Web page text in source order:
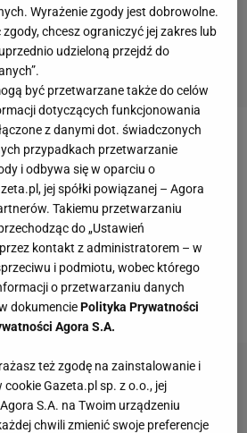
dziś rano. Niestety w
załoga napotkała złe
Musieli zawrócić i są z
gdzie czekają na poprawę
wznowiona tak szybko jak
informuje Anna Piunowa,
wspinanie.pl.
Wyrażenie zgody jest dobrowolne.
chcesz ograniczyć jej zakres lub
udzieloną przejdź do
być przetwarzane także do celów
dotyczących funkcjonowania
z danymi dot. świadczonych
przypadkach przetwarzanie
i odbywa się w oparciu o
jej spółki powiązanej – Agora
Takiemu przetwarzaniu
do „Ustawień
kontakt z administratorem – w
i podmiotu, wobec którego
o przetwarzaniu danych
dokumenciePolityka Prywatności
Agora S.A.
też zgodę na zainstalowanie i
Gazeta.pl sp. z o.o., jej
S.A. na Twoim urządzeniu
chwili zmienić swoje preferencje